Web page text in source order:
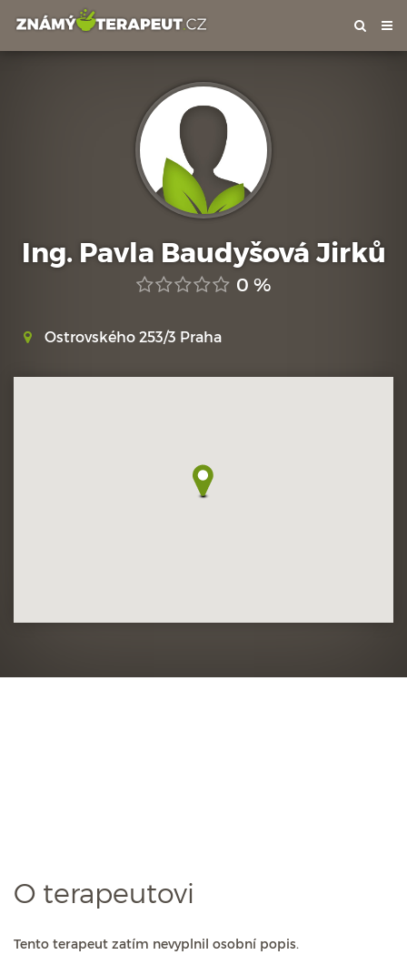
Ing. Pavla Baudyšová Jirků
0 %
Ostrovského 253/3 Praha
O terapeutovi
Tento terapeut zatím nevyplnil osobní popis.